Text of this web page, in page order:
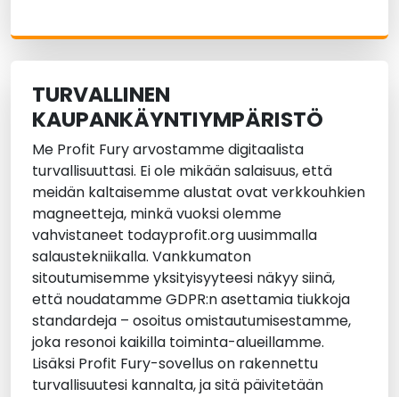
TURVALLINEN
KAUPANKÄYNTIYMPÄRISTÖ
Me Profit Fury arvostamme digitaalista
turvallisuuttasi. Ei ole mikään salaisuus, että
meidän kaltaisemme alustat ovat verkkouhkien
magneetteja, minkä vuoksi olemme
vahvistaneet todayprofit.org uusimmalla
salaustekniikalla. Vankkumaton
sitoutumisemme yksityisyyteesi näkyy siinä,
että noudatamme GDPR:n asettamia tiukkoja
standardeja – osoitus omistautumisestamme,
joka resonoi kaikilla toiminta-alueillamme.
Lisäksi Profit Fury-sovellus on rakennettu
turvallisuutesi kannalta, ja sitä päivitetään